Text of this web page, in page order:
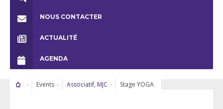
NOUS CONTACTER
ACTUALITÉ
AGENDA
Events Associatif, MJC Stage YOGA